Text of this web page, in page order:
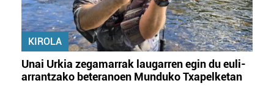
KIROLA
Unai Urkia zegamarrak laugarren egin du euli-
arrantzako beteranoen Munduko Txapelketan